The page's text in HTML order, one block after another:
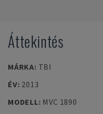
Áttekintés
MÁRKA: TBI
ÉV: 2013
MODELL: MVC 1890